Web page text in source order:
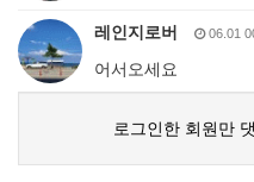
레인지로버 06.01
어서오세요
로그인한 회원만